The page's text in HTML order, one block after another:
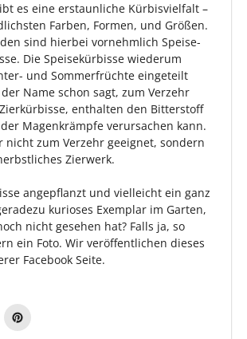
es eine erstaunliche Kürbisvielfalt –
Farben, Formen, und Größen.
sind hierbei vornehmlich Speise-
Die Speisekürbisse wiederum
und Sommerfrüchte eingeteilt
Name schon sagt, zum Verzehr
enthalten den Bitterstoff
Magenkrämpfe verursachen kann.
nicht zum Verzehr geeignet, sondern
Zierwerk.
angepflanzt und vielleicht ein ganz
kurioses Exemplar im Garten,
nicht gesehen hat? Falls ja, so
ein Foto. Wir veröffentlichen dieses
Facebook Seite.